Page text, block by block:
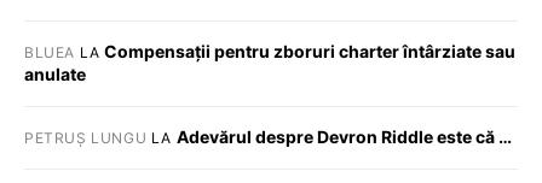
BLUEA LACompensații pentru zboruri charter întârziate sau
anulate
PETRUȘ LUNGU LA Adevărul despre Devron Riddle este că …